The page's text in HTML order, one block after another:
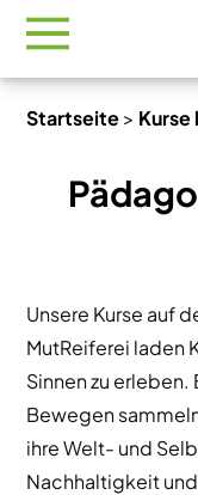
Startseite> Kurse
Unsere Kurse auf
MutReiferei laden
Sinnen zu
Bewegen
ihre Welt- und
Nachhaltigkeit